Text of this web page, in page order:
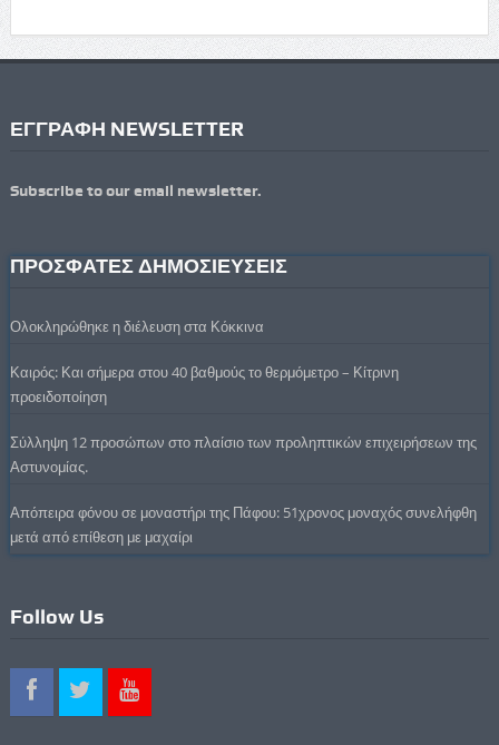
ΕΓΓΡΑΦΗ NEWSLETTER
Subscribe to our email newsletter.
ΠΡΟΣΦΑΤΕΣ ΔΗΜΟΣΙΕΥΣΕΙΣ
Ολοκληρώθηκε η διέλευση στα Κόκκινα
Καιρός: Και σήμερα στου 40 βαθμούς το θερμόμετρο – Κίτρινη
προειδοποίηση
Σύλληψη 12 προσώπων στο πλαίσιο των προληπτικών επιχειρήσεων της
Αστυνομίας.
Απόπειρα φόνου σε μοναστήρι της Πάφου: 51χρονος μοναχός συνελήφθη
μετά από επίθεση με μαχαίρι
Follow Us